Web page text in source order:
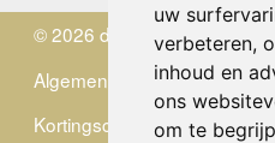
uw
verbeteren,
inhoud en
ons
om te
© 2026 de Zwerver
Algemene Voorwaarden
Kortingscode